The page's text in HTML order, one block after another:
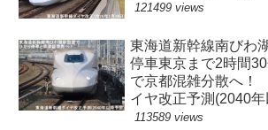
121499 views
東海道新幹線南びわ
停車東京まで2時間
で京都混雑分散へ
イヤ改正予測(2040
113589 views